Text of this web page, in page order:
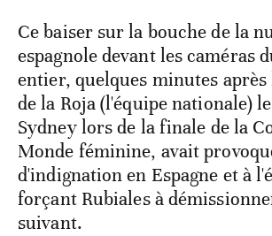
Ce baiser sur la bouche de la
espagnole devant les caméras
entier, quelques minutes
de la Roja (l'équipe nationale)
Sydney lors de la finale de la
Monde féminine, avait
d'indignation en Espagne et à
forçant Rubiales à
suivant.